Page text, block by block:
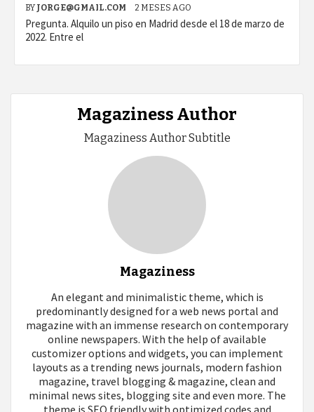
BY JORGE@GMAIL.COM 2 MESES AGO
Pregunta. Alquilo un piso en Madrid desde el 18 de marzo de
2022. Entre el
Magaziness Author
Magaziness Author Subtitle
Magaziness
An elegant and minimalistic theme, which is
predominantly designed for a web news portal and
magazine with an immense research on contemporary
online newspapers. With the help of available
customizer options and widgets, you can implement
layouts as a trending news journals, modern fashion
magazine, travel blogging & magazine, clean and
minimal news sites, blogging site and even more. The